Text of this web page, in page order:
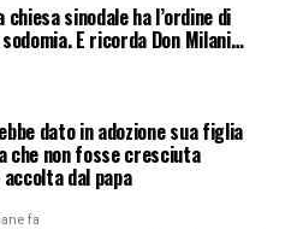
chiesa sinodale ha l’ordine di
E ricorda Don Milani…
dato in adozione sua figlia
che non fosse cresciuta
dal papa
fa